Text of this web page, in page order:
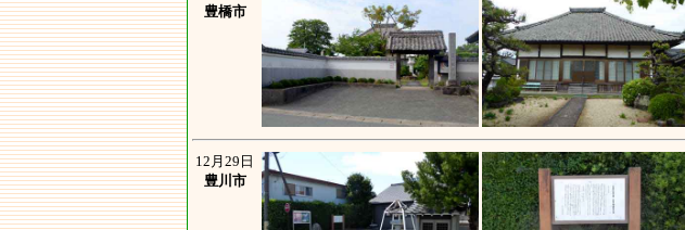
豊橋市
12月29日
豊川市